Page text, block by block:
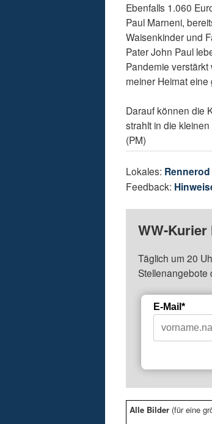
Ebenfalls 1.060
Paul Marneni,
Waisenkinder und
Pater John Paul
Pandemie
meiner Heimat
Darauf können die
strahlt in die
(PM)
Lokales:
Feedback:
WW-
Täglich um 20
Stellenangebote
E-Mail*
Alle Bilder (für eine